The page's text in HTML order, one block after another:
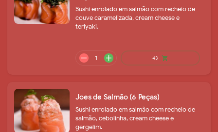
remove
Sushi enrolado em salmão com recheio de
couve caramelizada, cream cheese e
teriyaki.
Joes de Salmão (6 Peças)
Sushi enrolado em salmão com recheio de
salmão, cebolinha, cream cheese e
gergelim.